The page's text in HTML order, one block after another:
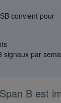
convient pour
signaux par
B est